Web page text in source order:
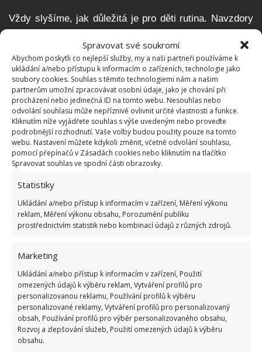
Spravovat své soukromí
Abychom poskytli co nejlepší služby, my a naši partneři používáme k
ukládání a/nebo přístupu k informacím o zařízeních, technologie jako
soubory cookies. Souhlas s těmito technologiemi nám a našim
partnerům umožní zpracovávat osobní údaje, jako je chování při
procházení nebo jedinečná ID na tomto webu. Nesouhlas nebo
odvolání souhlasu může nepříznivě ovlivnit určité vlastnosti a funkce.
Kliknutím níže vyjádřete souhlas s výše uvedeným nebo proveďte
podrobnější rozhodnutí. Vaše volby budou použity pouze na tomto
webu. Nastavení můžete kdykoli změnit, včetně odvolání souhlasu,
pomocí přepínačů v Zásadách cookies nebo kliknutím na tlačítko
Spravovat souhlas ve spodní části obrazovky.
Statistiky
Ukládání a/nebo přístup k informacím v zařízení, Měření výkonu
reklam, Měření výkonu obsahu, Porozumění publiku
prostřednictvím statistik nebo kombinací údajů z různých zdrojů.
Marketing
Ukládání a/nebo přístup k informacím v zařízení, Použití
omezených údajů k výběru reklam, Vytváření profilů pro
personalizovanou reklamu, Používání profilů k výběru
personalizované reklamy, Vytváření profilů pro personalizovaný
obsah, Používání profilů pro výběr personalizovaného obsahu,
Rozvoj a zlepšování služeb, Použití omezených údajů k výběru
obsahu.
Vždy slyšíme, jak důležitá je pro děti rutina. Navzdory
možné zachovat smysl pro pořádek prostřednictvím
rutiny. V závislosti na věku vašich dětí to může
znamenat různé věci. Každý den si můžete dát snídani
ve stejnou dobu – pomůže to vaší rodině začít den s
pocitem normality.
Dopřejte starším dětem koníčky, mladším čas na hraní
apod. Pokud je součástí renovace i vaše ložnice či
spánek, psaní úkolů či hraní dětí. Mohlo by to
znamenat, že budete všichni ubytování v obývacím
pokoji po dobu několika týdnů, což je v pořádku, pokud
Udržte kontrolu nad situací
Renovace domácnosti může vyvolat celou řadu
nepředvídatelných problémů. Například, že
instalatérská práce bude trvat déle, než jste původně